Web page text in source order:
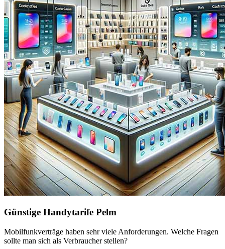
Günstige Handytarife Pelm
Mobilfunkverträge haben sehr viele Anforderungen. Welche Fragen
sollte man sich als Verbraucher stellen?